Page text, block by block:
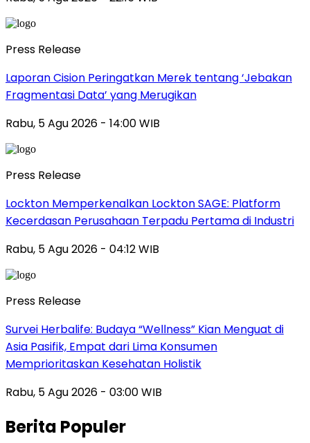
Press Release
Laporan Cision Peringatkan Merek tentang ‘Jebakan
Fragmentasi Data’ yang Merugikan
Rabu, 5 Agu 2026 - 14:00 WIB
Press Release
Lockton Memperkenalkan Lockton SAGE: Platform
Kecerdasan Perusahaan Terpadu Pertama di Industri
Rabu, 5 Agu 2026 - 04:12 WIB
Press Release
Survei Herbalife: Budaya “Wellness” Kian Menguat di
Asia Pasifik, Empat dari Lima Konsumen
Memprioritaskan Kesehatan Holistik
Rabu, 5 Agu 2026 - 03:00 WIB
Berita Populer